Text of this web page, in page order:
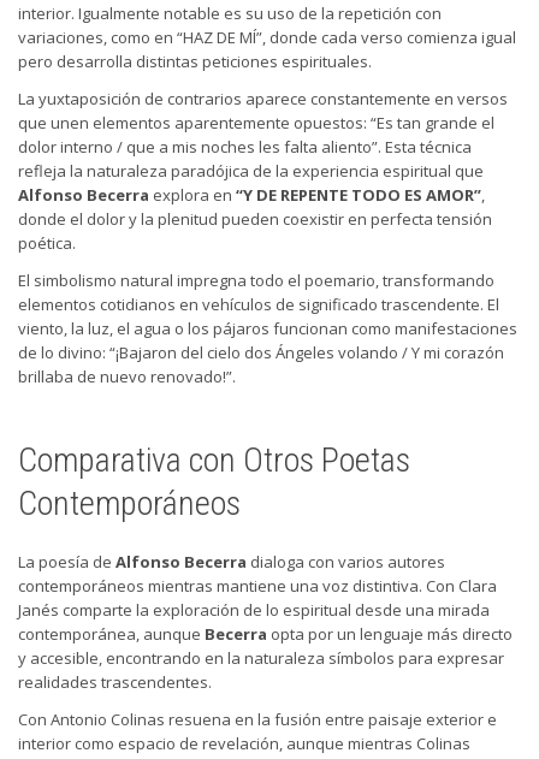
interior. Igualmente notable es su uso de la repetición con
variaciones, como en “HAZ DE MÍ”, donde cada verso comienza igual
pero desarrolla distintas peticiones espirituales.
La yuxtaposición de contrarios aparece constantemente en versos
que unen elementos aparentemente opuestos: “Es tan grande el
dolor interno / que a mis noches les falta aliento”. Esta técnica
refleja la naturaleza paradójica de la experiencia espiritual que
Alfonso Becerra explora en “Y DE REPENTE TODO ES AMOR”,
donde el dolor y la plenitud pueden coexistir en perfecta tensión
poética.
El simbolismo natural impregna todo el poemario, transformando
elementos cotidianos en vehículos de significado trascendente. El
viento, la luz, el agua o los pájaros funcionan como manifestaciones
de lo divino: “¡Bajaron del cielo dos Ángeles volando / Y mi corazón
brillaba de nuevo renovado!”.
Comparativa con Otros Poetas
Contemporáneos
La poesía de Alfonso Becerra dialoga con varios autores
contemporáneos mientras mantiene una voz distintiva. Con Clara
Janés comparte la exploración de lo espiritual desde una mirada
contemporánea, aunque Becerra opta por un lenguaje más directo
y accesible, encontrando en la naturaleza símbolos para expresar
realidades trascendentes.
Con Antonio Colinas resuena en la fusión entre paisaje exterior e
interior como espacio de revelación, aunque mientras Colinas